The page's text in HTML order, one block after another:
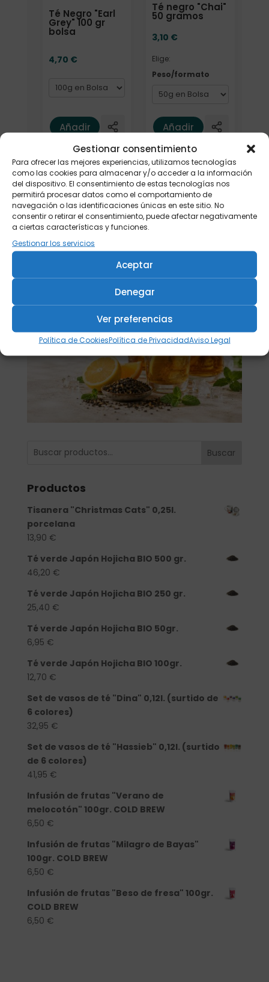
Gestionar consentimiento
Para ofrecer las mejores experiencias, utilizamos tecnologías
como las cookies para almacenar y/o acceder a la información
del dispositivo. El consentimiento de estas tecnologías nos
permitirá procesar datos como el comportamiento de
navegación o las identificaciones únicas en este sitio. No
consentir o retirar el consentimiento, puede afectar negativamente
a ciertas características y funciones.
Gestionar los servicios
Aceptar
Denegar
Ver preferencias
Política de CookiesPolítica de PrivacidadAviso Legal
Té Negro "Earl
Grey" 100 gr
bolsa
4,70 €
Añadir
Té negro "Chai"
50 gramos
3,10 €
Elige:
Peso/formato
Añadir
Buscar
Productos
Tisanera "Christmas Cats" 0,25l.
porcelana
13,90 €
Té verde Japón Hojicha BIO 500 gr.
46,20 €
Té verde Japón Hojicha BIO 250 gr.
25,40 €
Té verde Japón Hojicha BIO 50gr.
6,95 €
Té verde Japón Hojicha BIO 100gr.
12,70 €
Set de vasos de té "Dina" 0,12l. (surtido de
6 colores)
32,95 €
Set de vasos de té "Hassieb" 0,12l. (surtido
de 6 colores)
41,95 €
Infusión de frutas "Verano de
melocotón" 100gr. COLD BREW
6,50 €
Infusión de frutas "Milagro de Bayas"
100gr. COLD BREW
6,50 €
Infusión de frutas "Beso de fresa" 100gr.
COLD BREW
6,50 €